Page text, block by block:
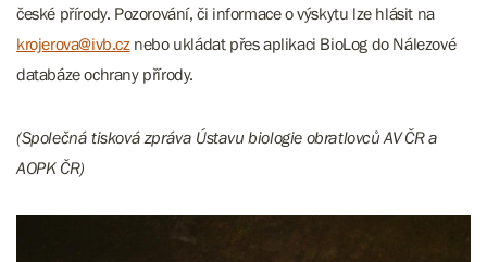
české přírody. Pozorování, či informace o výskytu lze hlásit na
krojerova@ivb.cznebo ukládat přes aplikaci BioLog do Nálezové
databáze ochrany přírody.
(Společná tisková zpráva Ústavu biologie obratlovců AV ČR a
AOPK ČR)